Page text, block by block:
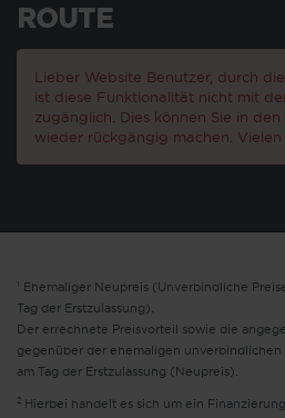
ROUTE
Lieber Website Benutzer, durch
ist diese Funktionalität nicht mit
zugänglich. Dies können Sie in den
wieder rückgängig machen.
1 Ehemaliger Neupreis (Unverbindliche
Tag der Erstzulassung).
Der errechnete Preisvorteil sowie die
gegenüber der ehemaligen
am Tag der Erstzulassung (Neupreis).
2 Hierbei handelt es sich um ein